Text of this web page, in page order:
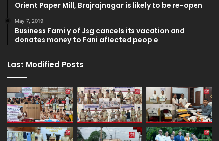
Orient Paper Mill, Brajrajnagar is likely to be re-open
May 7, 2019
Business Family of Jsg cancels its vacation and
donates money to Fani affected people
Last Modified Posts